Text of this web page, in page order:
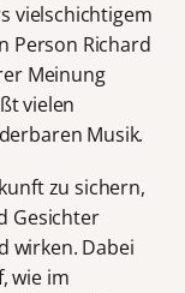
vielschichtigem
Person Richard
Meinung
vielen
Musik.
zu sichern,
Gesichter
wirken. Dabei
wie im